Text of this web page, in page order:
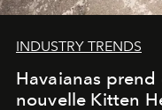
INDUSTRY TRENDS
Havaianas prend
nouvelle Kitten